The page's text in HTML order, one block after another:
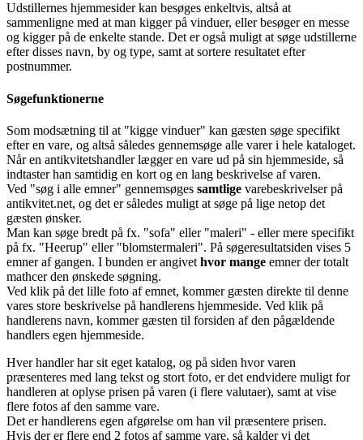
Udstillernes hjemmesider kan besøges enkeltvis, altså at
sammenligne med at man kigger på vinduer, eller besøger en messe
og kigger på de enkelte stande. Det er også muligt at søge udstillerne
efter disses navn, by og type, samt at sortere resultatet efter
postnummer.
Søgefunktionerne
Som modsætning til at "kigge vinduer" kan gæsten søge specifikt
efter en vare, og altså således gennemsøge alle varer i hele kataloget.
Når en antikvitetshandler lægger en vare ud på sin hjemmeside, så
indtaster han samtidig en kort og en lang beskrivelse af varen.
Ved "søg i alle emner" gennemsøges samtlige varebeskrivelser på
antikvitet.net, og det er således muligt at søge på lige netop det
gæsten ønsker.
Man kan søge bredt på fx. "sofa" eller "maleri" - eller mere specifikt
på fx. "Heerup" eller "blomstermaleri". På søgeresultatsiden vises 5
emner af gangen. I bunden er angivet hvor mange emner der totalt
mathcer den ønskede søgning.
Ved klik på det lille foto af emnet, kommer gæsten direkte til denne
vares store beskrivelse på handlerens hjemmeside. Ved klik på
handlerens navn, kommer gæsten til forsiden af den pågældende
handlers egen hjemmeside.
Hver handler har sit eget katalog, og på siden hvor varen
præsenteres med lang tekst og stort foto, er det endvidere muligt for
handleren at oplyse prisen på varen (i flere valutaer), samt at vise
flere fotos af den samme vare.
Det er handlerens egen afgørelse om han vil præsentere prisen.
Hvis der er flere end 2 fotos af samme vare, så kalder vi det